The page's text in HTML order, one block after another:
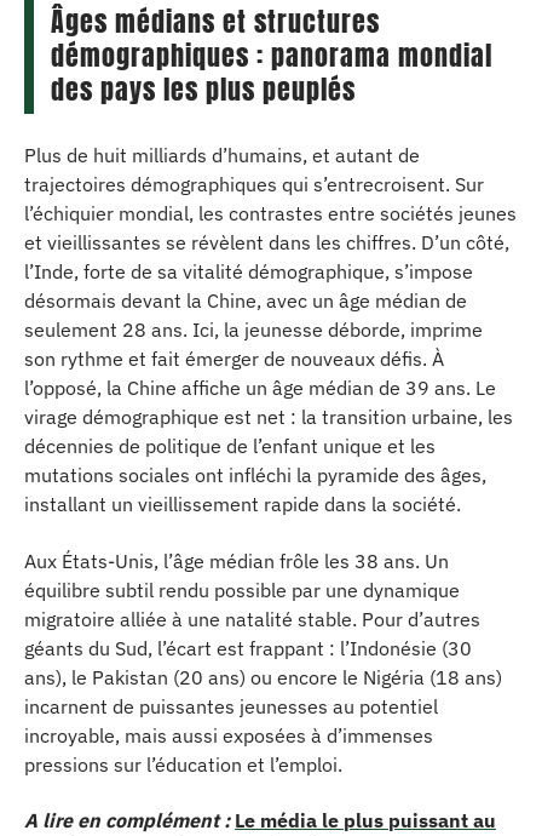
Âges médians et structures
démographiques : panorama mondial
des pays les plus peuplés
Plus de huit milliards d’humains, et autant de
trajectoires démographiques qui s’entrecroisent. Sur
l’échiquier mondial, les contrastes entre sociétés jeunes
et vieillissantes se révèlent dans les chiffres. D’un côté,
l’Inde, forte de sa vitalité démographique, s’impose
désormais devant la Chine, avec un âge médian de
seulement 28 ans. Ici, la jeunesse déborde, imprime
son rythme et fait émerger de nouveaux défis. À
l’opposé, la Chine affiche un âge médian de 39 ans. Le
virage démographique est net : la transition urbaine, les
décennies de politique de l’enfant unique et les
mutations sociales ont infléchi la pyramide des âges,
installant un vieillissement rapide dans la société.
Aux États-Unis, l’âge médian frôle les 38 ans. Un
équilibre subtil rendu possible par une dynamique
migratoire alliée à une natalité stable. Pour d’autres
géants du Sud, l’écart est frappant : l’Indonésie (30
ans), le Pakistan (20 ans) ou encore le Nigéria (18 ans)
incarnent de puissantes jeunesses au potentiel
incroyable, mais aussi exposées à d’immenses
pressions sur l’éducation et l’emploi.
A lire en complément : Le média le plus puissant au